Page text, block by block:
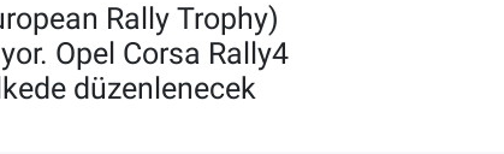
Rally Trophy)
Opel Corsa Rally4
düzenlenecek